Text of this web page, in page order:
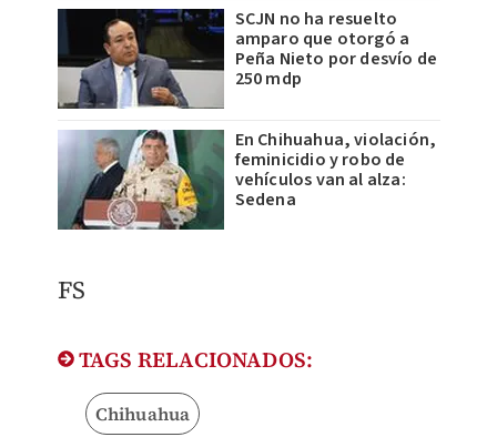
SCJN no ha resuelto
amparo que otorgó a
Peña Nieto por desvío de
250 mdp
En Chihuahua, violación,
feminicidio y robo de
vehículos van al alza:
Sedena
FS
TAGS RELACIONADOS:
Chihuahua